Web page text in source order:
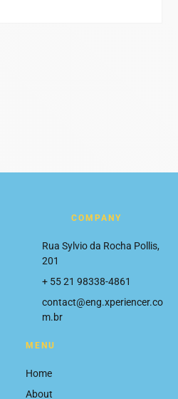
COMPANY
Rua Sylvio da Rocha Pollis,
201
+ 55 21 98338-4861
contact@eng.xperiencer.co
m.br
MENU
Home
About